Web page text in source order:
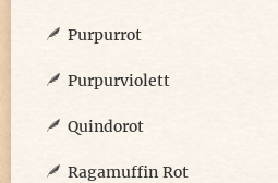
Purpurrot
Purpurviolett
Quindorot
Ragamuffin Rot